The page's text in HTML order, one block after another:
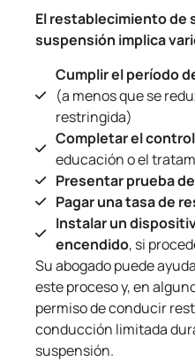
El restablecimiento de
suspensión implica
Cumplir el período
(a menos que se
restringida)
Completar el
educación o el
Presentar prueba
Pagar una tasa de
Instalar un
encendido, si
Su abogado puede
este proceso y, en
permiso de conducir
conducción limitada
suspensión.